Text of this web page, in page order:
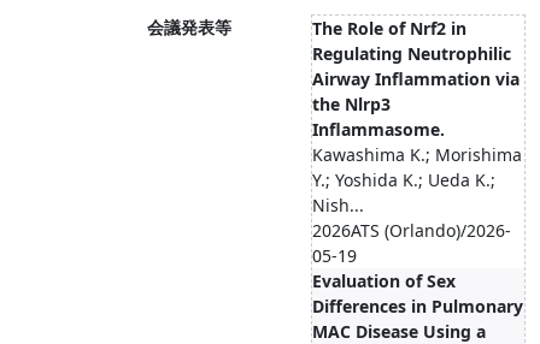
会議発表等
The Role of Nrf2 in
Regulating Neutrophilic
Airway Inflammation via
the Nlrp3
Inflammasome.
Kawashima K.; Morishima
Y.; Yoshida K.; Ueda K.;
Nish...
2026ATS (Orlando)/2026-
05-19
Evaluation of Sex
Differences in Pulmonary
MAC Disease Using a